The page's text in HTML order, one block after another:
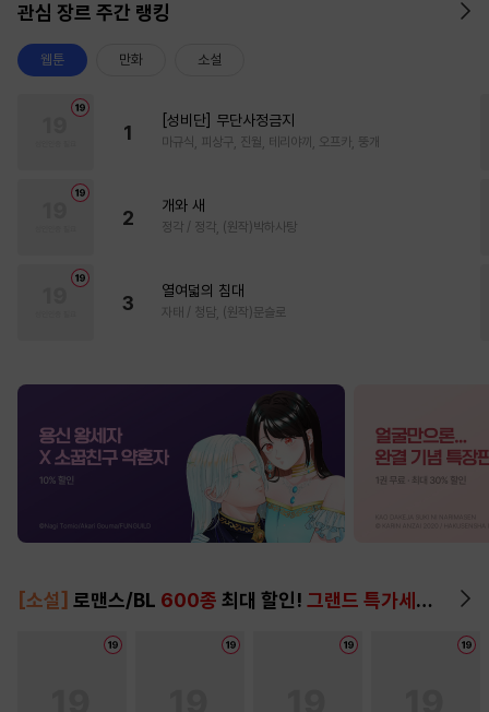
관심 장르 주간 랭킹
웹툰 만화 소설
1
[성비단] 무단사정금지
마규식, 피상구, 진월, 테리야끼, 오프카, 뚱개
2
개와 새
정각 / 정각, (원작)박하사탕
3
열여덟의 침대
자태 / 청담, (원작)문슬로
[소설] 로맨스/BL 600종 최대 할인! 그랜드 특가세트